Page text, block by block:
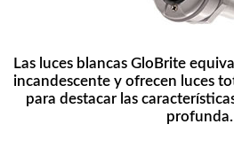
Las luces blancas GloBrite
incandescente y ofrecen luces
para destacar las
profunda.